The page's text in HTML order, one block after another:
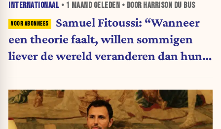
INTERNATIONAAL • 1 MAANDGELEDEN • DOOR HARRISON DU BUS
Samuel Fitoussi: “Wanneer
een theorie faalt, willen sommigen
liever de wereld veranderen dan hun